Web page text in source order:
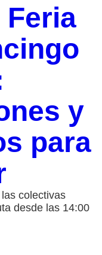
Feria
y
para
colectivas
desde las 14:00